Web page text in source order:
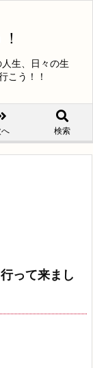
生、日々の生
こう！！
検索
って来まし